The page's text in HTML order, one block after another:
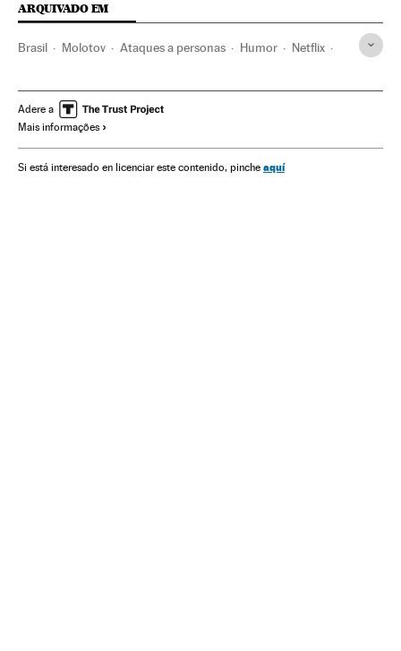
ARQUIVADO EM
Brasil Molotov Ataques a personas Humor Netflix
Adere a
Mais informações
Si está interesado en licenciar este contenido, pinche aquí